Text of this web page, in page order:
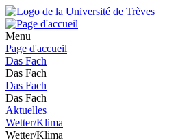
Menu
Page d'accueil
Das Fach
Das Fach
Das Fach
Das Fach
Aktuelles
Wetter/Klima
Wetter/Klima